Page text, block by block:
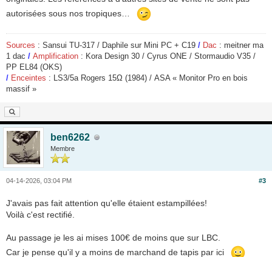
autorisées sous nos tropiques…
Sources : Sansui TU-317 / Daphile sur Mini PC + C19 / Dac : meitner ma
1 dac / Amplification : Kora Design 30 / Cyrus ONE / Stormaudio V35 /
PP EL84 (OKS)
/ Enceintes : LS3/5a Rogers 15Ω (1984) / ASA « Monitor Pro en bois
massif »
ben6262
Membre
#3
04-14-2026, 03:04 PM
J'avais pas fait attention qu'elle étaient estampillées!
Voilà c'est rectifié.
Au passage je les ai mises 100€ de moins que sur LBC.
Car je pense qu'il y a moins de marchand de tapis par ici